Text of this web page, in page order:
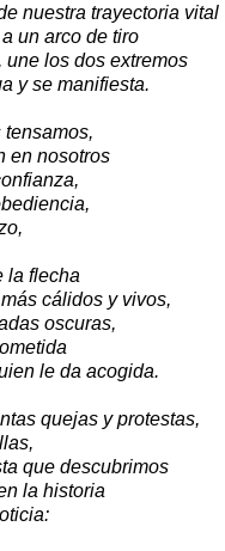
nuestra trayectoria vital
un arco de tiro
une los dos extremos
y se manifiesta.
tensamos,
en nosotros
la flecha
cálidos y vivos,
oscuras,
le da acogida.
quejas y protestas,
que descubrimos
la historia